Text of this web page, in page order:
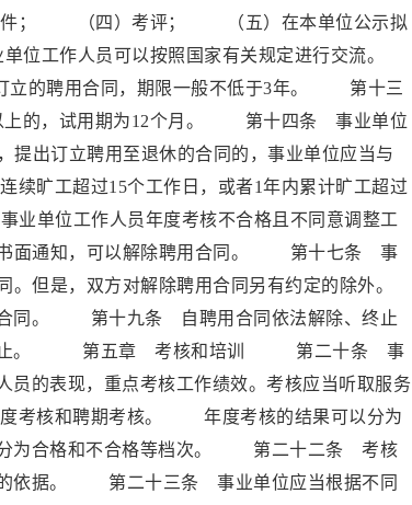
件； （四）考评； （五）在本单位公示拟
作人员可以按照国家有关规定进行交流。
聘用合同，期限一般不低于3年。 第十三
上的，试用期为12个月。 第十四条 事业单位
提出订立聘用至退休的合同的，事业单位应当与
旷工超过15个工作日，或者1年内累计旷工超过
单位工作人员年度考核不合格且不同意调整工
书面通知，可以解除聘用合同。 第十七条 事
但是，双方对解除聘用合同另有约定的除外。
同。 第十九条 自聘用合同依法解除、终止
系终止。 第五章 考核和培训 第二十条 事
员的表现，重点考核工作绩效。考核应当听取服务
考核和聘期考核。 年度考核的结果可以分为
分为合格和不合格等档次。 第二十二条 考核
的依据。 第二十三条 事业单位应当根据不同